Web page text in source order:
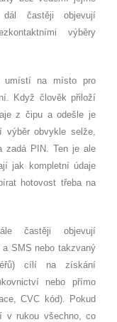
častěji objevují
výběry
umístí na místo pro
Když člověk přiloží
z čipu a odešle je
výběr obvykle selže,
zadá PIN. Ten je ale
jak kompletní údaje
hotovost třeba na
častěji objevují
SMS nebo takzvaný
cílí na získání
nebo přímo
CVC kód). Pokud
v rukou všechno, co